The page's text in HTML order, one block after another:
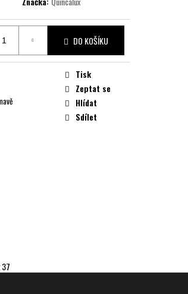
DO KOŠÍKU
Tisk
Zeptat se
Hlídat
Sdílet